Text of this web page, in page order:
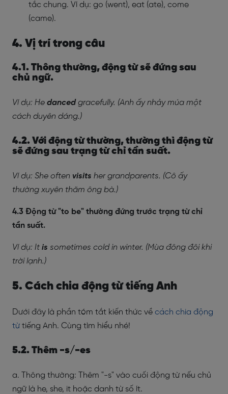
tắc chung. Ví dụ: go (went), eat (ate), come
(came).
4. Vị trí trong câu
4.1. Thông thường, động từ sẽ đứng sau
chủ ngữ.
Ví dụ: He danced gracefully. (Anh ấy nhảy múa một
cách duyên dáng.)
4.2. Với động từ thường, thường thì động từ
sẽ đứng sau trạng từ chỉ tần suất.
Ví dụ: She often visits her grandparents. (Cô ấy
thường xuyên thăm ông bà.)
4.3 Động từ "to be" thường đứng trước trạng từ chỉ
tần suất.
Ví dụ: It is sometimes cold in winter. (Mùa đông đôi khi
trời lạnh.)
5. Cách chia động từ tiếng Anh
Dưới đây là phần tóm tắt kiến thức về cách chia động
từ tiếng Anh. Cùng tìm hiểu nhé!
5.2. Thêm -s/-es
a. Thông thường: Thêm "-s" vào cuối động từ nếu chủ
ngữ là he, she, it hoặc danh từ số ít.